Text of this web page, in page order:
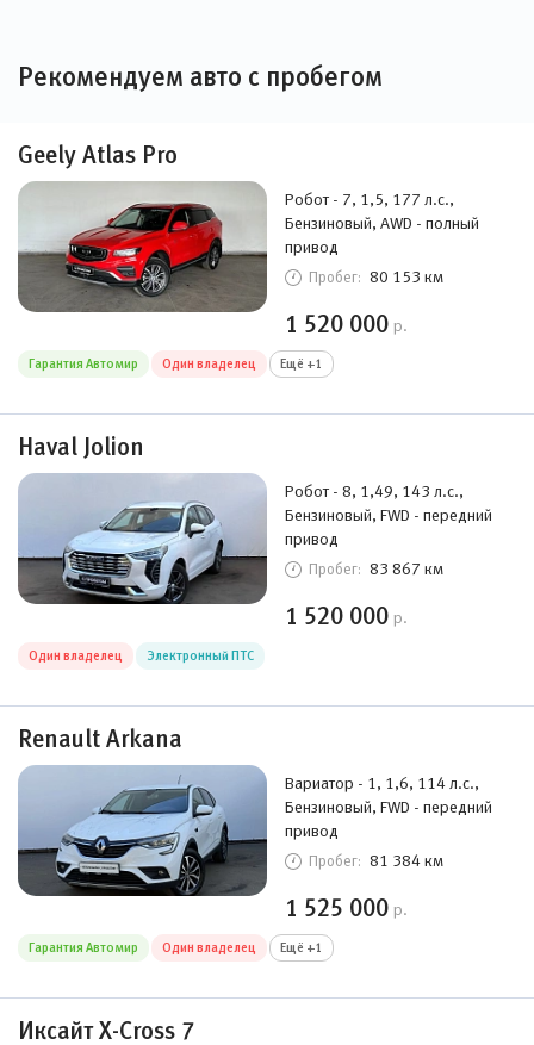
Рекомендуем авто с пробегом
Geely Atlas Pro
Робот - 7, 1,5, 177 л.с.,
Бензиновый, AWD - полный
привод
Пробег: 80 153 км
1 520 000 р.
Гарантия Автомир Один владелец Ещё +1
Haval Jolion
Робот - 8, 1,49, 143 л.с.,
Бензиновый, FWD - передний
привод
Пробег: 83 867 км
1 520 000 р.
Один владелец Электронный ПТС
Renault Arkana
Вариатор - 1, 1,6, 114 л.с.,
Бензиновый, FWD - передний
привод
Пробег: 81 384 км
1 525 000 р.
Гарантия Автомир Один владелец Ещё +1
Иксайт X-Cross 7